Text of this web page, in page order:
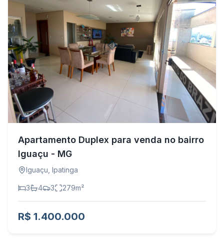
Apartamento Duplex para venda no bairro
Iguaçu - MG
Iguaçu Ipatinga
3 4 3 279m²
R$ 1.400.000